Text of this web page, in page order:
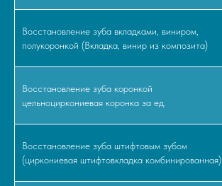
Восстановление зуба вкладками, виниром,
полукоронкой (Вкладка, винир из композита)
Восстановление зуба коронкой
цельноциркониевая коронка за ед.
Восстановление зуба штифтовым зубом
(циркониевая штифтовкладка комбинированная)